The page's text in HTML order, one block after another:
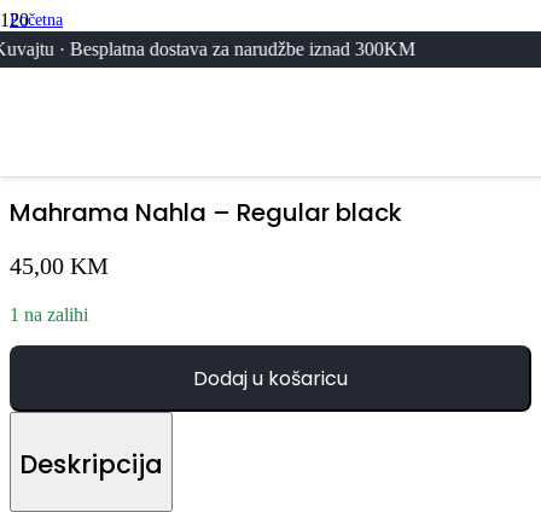
dostava za narudžbe iznad 300KM
Početna
Svi Proizvodi
Mahrama Nahla – Regular black
45,00 KM
1 na zalihi
Dodaj u košaricu
Deskripcija